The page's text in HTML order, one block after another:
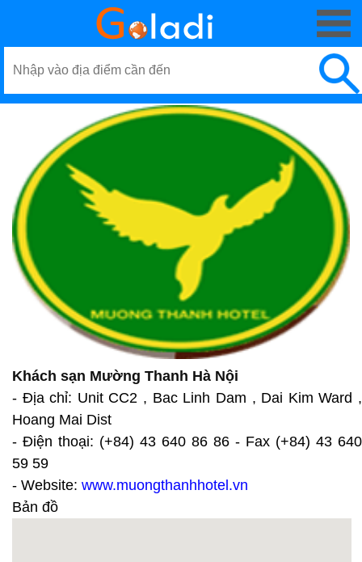
Khách sạn Mường Thanh Hà Nội
- Địa chỉ: Unit CC2 , Bac Linh Dam , Dai Kim Ward ,
Hoang Mai Dist
- Điện thoại: (+84) 43 640 86 86 - Fax (+84) 43 640
59 59
- Website: www.muongthanhhotel.vn
Bản đồ